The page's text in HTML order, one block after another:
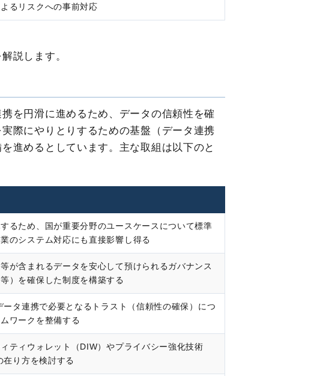
るリスクへの事前対応
説します。
を円滑に進めるため、データの信頼性を確
際にやりとりするための基盤（データ連携
進めるとしています。主な取組は以下のと
るため、国が重要分野のユースケースについて標準
のシステム対応にも直接影響し得る
が含まれるデータを安心して預けられるガバナンス
）を確保した制度を構築する
タ連携で必要となるトラスト（信頼性の確保）につ
ワークを整備する
ティウォレット（DIW）やプライバシー強化技術
在り方を検討する